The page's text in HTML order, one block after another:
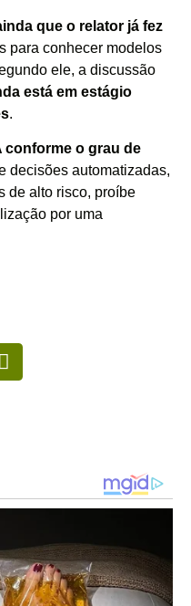
que o relator já fez
para conhecer modelos
ele, a discussão
está em estágio
.
conforme o grau de
decisões automatizadas,
de alto risco, proíbe
por uma